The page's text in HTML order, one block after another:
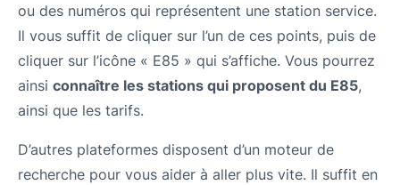
ou des numéros qui représentent une station service.
Il vous suffit de cliquer sur l’un de ces points, puis de
cliquer sur l’icône « E85 » qui s’affiche. Vous pourrez
ainsi connaître les stations qui proposent du E85,
ainsi que les tarifs.
D’autres plateformes disposent d’un moteur de
recherche pour vous aider à aller plus vite. Il suffit en